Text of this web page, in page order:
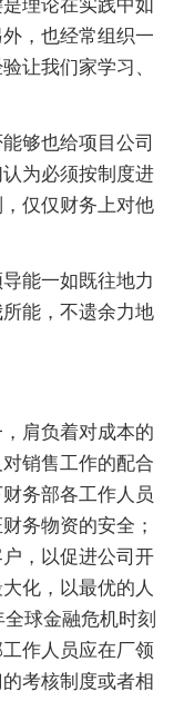
理论在实践中如
，也经常组织一
让我们家学习、
够也给项目公司
为必须按制度进
仅仅财务上对他
能一如既往地力
能，不遗余力地
肩负着对成本的
销售工作的配合
务部各工作人员
务物资的安全；
，以促进公司开
化，以最优的人
球金融危机时刻
作人员应在厂领
考核制度或者相